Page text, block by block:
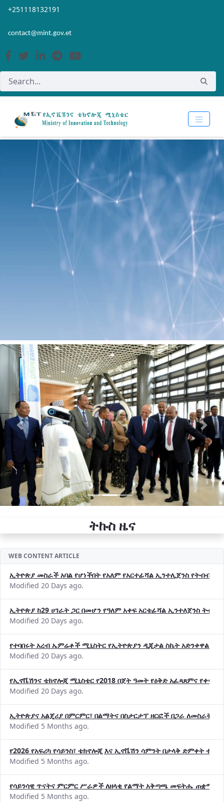
Skip to Main Content
Open Accessibility Menu
+251118132191
contact@mint.gov.et
Previous Next
ትኩስ ዜና
WEB CONTENT ARTICLE
ኢትዮጵያ መስራች አባል የሆነችበት የአለም የአርተፊሻል ኢንተሊጀንስ የትብብር
Modified 20 Days ago.
ኢትዮጵያ ከ29 ሀገራት ጋር በመሆን የዓለም አቀፍ አርቴፊሻል ኢንተለጀንስ
Modified 20 Days ago.
የተባበሩት አረብ ኤምሬቶች ሚኒስትር የኢትዮጵያን ዲጂታል ስኬት አድንቀዋል
Modified 20 Days ago.
የኢኖቬሽንና ቴክኖሎጂ ሚኒስቴር የ2018 በጀት ዓመት የዕቅድ አፈጻጸምና
Modified 20 Days ago.
ኢትዮጵያና አልጄሪያ በምርምር፣ በልማትና በስታርታፕ ዘርፎች በጋራ ለመስራት
Modified 5 Months ago.
የ2026 የአፍሪካ የሳይንስ፣ ቴክኖሎጂ እና ኢኖቬሽን ሳምንት በታላቅ ድምቀት
Modified 5 Months ago.
የሳይንሳዊ ጥናትና ምርምር ሥራዎች ለዘላቂ የልማት አቅጣጫ መፍትሔ ጠቋሚ
Modified 5 Months ago.